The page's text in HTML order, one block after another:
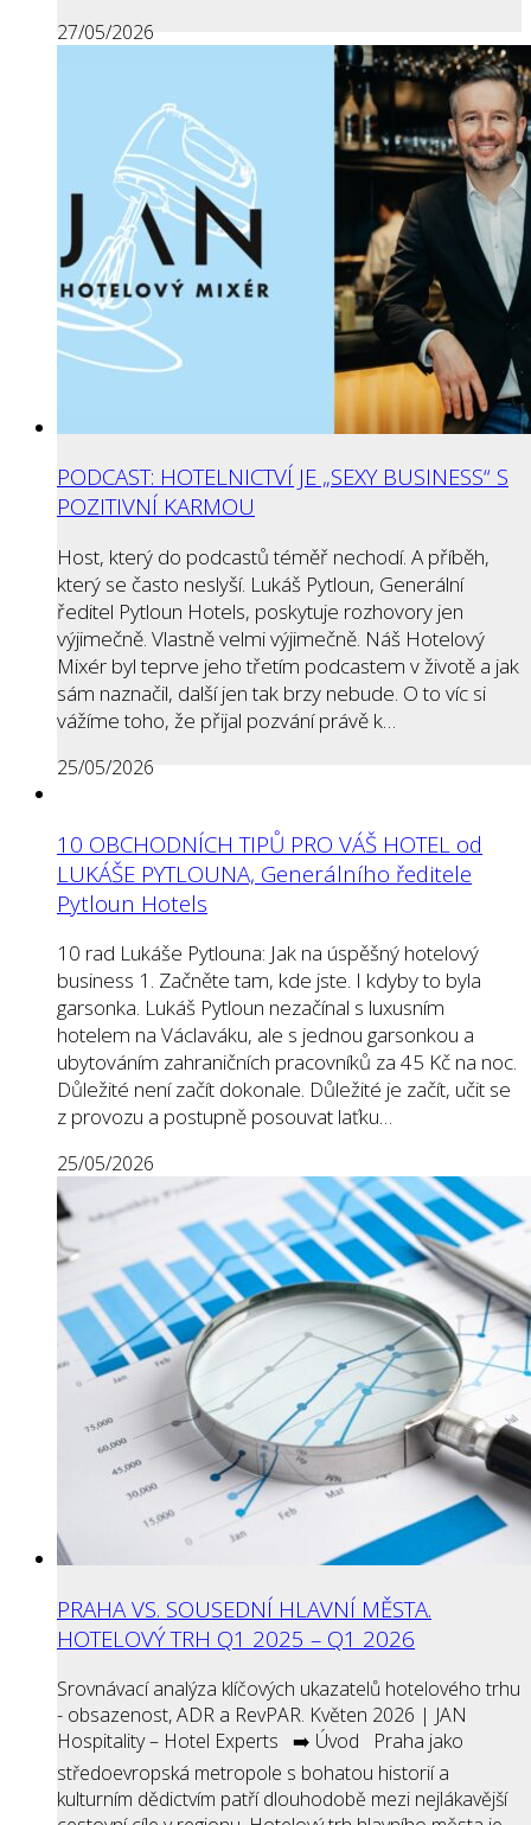
27/05/2026
PODCAST: HOTELNICTVÍ JE „SEXY BUSINESS“ S
POZITIVNÍ KARMOU
Host, který do podcastů téměř nechodí. A příběh,
který se často neslyší. Lukáš Pytloun, Generální
ředitel Pytloun Hotels, poskytuje rozhovory jen
výjimečně. Vlastně velmi výjimečně. Náš Hotelový
Mixér byl teprve jeho třetím podcastem v životě a jak
sám naznačil, další jen tak brzy nebude. O to víc si
vážíme toho, že přijal pozvání právě k…
25/05/2026
10 OBCHODNÍCH TIPŮ PRO VÁŠ HOTEL od
LUKÁŠE PYTLOUNA, Generálního ředitele
Pytloun Hotels
10 rad Lukáše Pytlouna: Jak na úspěšný hotelový
business 1. Začněte tam, kde jste. I kdyby to byla
garsonka. Lukáš Pytloun nezačínal s luxusním
hotelem na Václaváku, ale s jednou garsonkou a
ubytováním zahraničních pracovníků za 45 Kč na noc.
Důležité není začít dokonale. Důležité je začít, učit se
z provozu a postupně posouvat laťku…
25/05/2026
PRAHA VS. SOUSEDNÍ HLAVNÍ MĚSTA.
HOTELOVÝ TRH Q1 2025 – Q1 2026
Srovnávací analýza klíčových ukazatelů hotelového trhu
- obsazenost, ADR a RevPAR. Květen 2026 | JAN
Hospitality – Hotel Experts ➡️ Úvod Praha jako
středoevropská metropole s bohatou historií a
kulturním dědictvím patří dlouhodobě mezi nejlákavější